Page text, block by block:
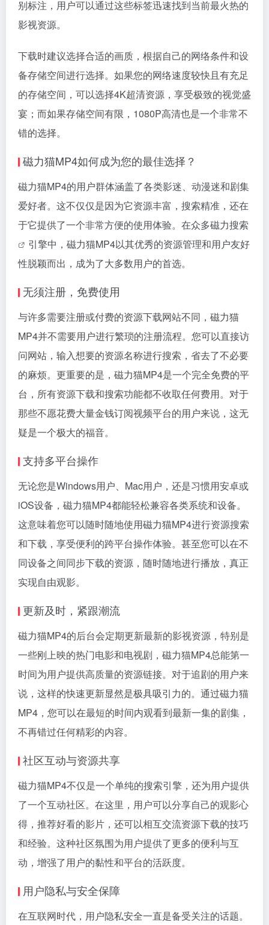
别标注，用户可以通过这些标签迅速找到当前最火热的
影视资源。
下载时建议选择合适的画质，根据自己的网络条件和设
备存储空间进行选择。如果您的网络速度较快且有充足
的存储空间，可以选择4K超清资源，享受极致的视觉盛
宴；而如果存储空间有限，1080P高清也是一个非常不
错的选择。
磁力猫MP4如何成为您的最佳选择？
磁力猫MP4的用户群体涵盖了各类影迷、动漫迷和剧集
爱好者。这不仅仅是因为它资源丰富，搜索精准，还在
于它提供了一个非常方便的使用体验。在众多磁力搜索
引擎中，磁力猫MP4以其优秀的资源管理和用户友好
性脱颖而出，成为了大多数用户的首选。
无须注册，免费使用
与许多需要注册或付费的资源下载网站不同，磁力猫
MP4并不需要用户进行繁琐的注册流程。您可以直接访
问网站，输入想要的资源名称进行搜索，省去了不必要
的麻烦。更重要的是，磁力猫MP4是一个完全免费的平
台，所有资源下载和搜索功能都不收取任何费用。对于
那些不愿花费大量金钱订阅视频平台的用户来说，这无
疑是一个极大的福音。
支持多平台操作
无论您是Windows用户、Mac用户，还是习惯用安卓或
iOS设备，磁力猫MP4都能轻松兼容各类系统和设备。
这意味着您可以随时随地使用磁力猫MP4进行资源搜索
和下载，享受便利的跨平台操作体验。甚至您可以在不
同设备之间同步下载的资源，随时随地进行播放，真正
实现自由观影。
更新及时，紧跟潮流
磁力猫MP4的后台会定期更新最新的影视资源，特别是
一些刚上映的热门电影和电视剧，磁力猫MP4总能第一
时间为用户提供高质量的资源链接。对于追剧的用户来
说，这样的快速更新显然是极具吸引力的。通过磁力猫
MP4，您可以在最短的时间内观看到最新一集的剧集，
不再错过任何精彩的内容。
社区互动与资源共享
磁力猫MP4不仅是一个单纯的搜索引擎，还为用户提供
了一个互动社区。在这里，用户可以分享自己的观影心
得，推荐好看的影片，还可以相互交流资源下载的技巧
和经验。这种社区氛围为用户提供了更多的便利与互
动，增强了用户的黏性和平台的活跃度。
用户隐私与安全保障
在互联网时代，用户隐私安全一直是备受关注的话题。